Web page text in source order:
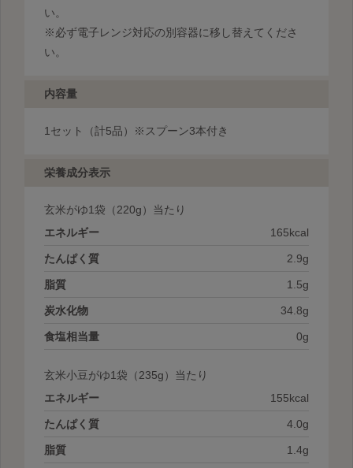
い。
※必ず電子レンジ対応の別容器に移し替えてくださ
い。
内容量
1セット（計5品）※スプーン3本付き
栄養成分表示
玄米がゆ1袋 （220g）当たり
エネルギー
165kcal
たんぱく質 2.9g
脂質 1.5g
炭水化物 34.8g
食塩相当量 0g
玄米小豆がゆ1袋 （235g）当たり
エネルギー
155kcal
たんぱく質 4.0g
脂質 1.4g